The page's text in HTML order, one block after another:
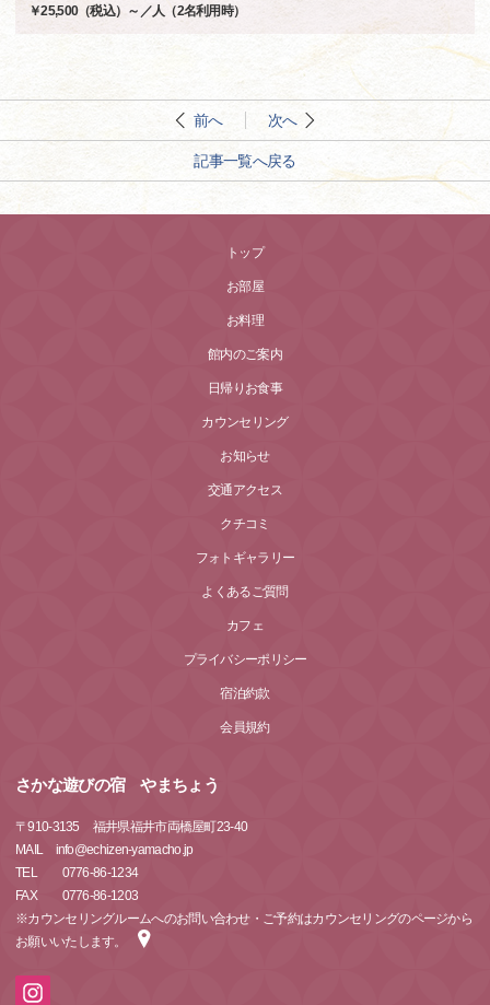
￥25,500（税込）～／人（2名利用時）
前へ 次へ
記事一覧へ戻る
トップ
お部屋
お料理
館内のご案内
日帰りお食事
カウンセリング
お知らせ
交通アクセス
クチコミ
フォトギャラリー
よくあるご質問
カフェ
プライバシーポリシー
宿泊約款
会員規約
さかな遊びの宿 やまちょう
〒910-3135
福井県福井市両橋屋町23-40
MAIL info@echizen-yamacho.jp
TEL 0776-86-1234
FAX 0776-86-1203
※カウンセリングルームへのお問い合わせ・ご予約はカウンセリングのページから
お願いいたします。